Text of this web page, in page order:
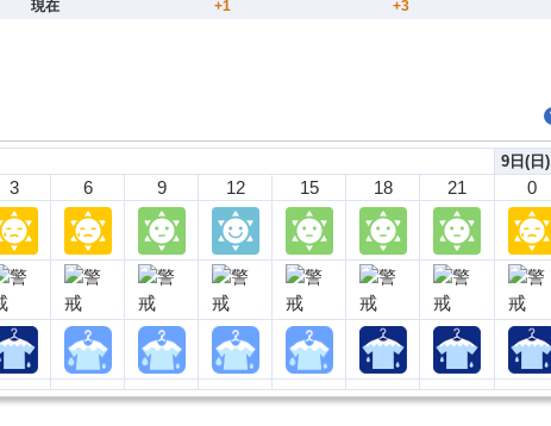
3 6 9 12 15 18 21
9日(日)
0